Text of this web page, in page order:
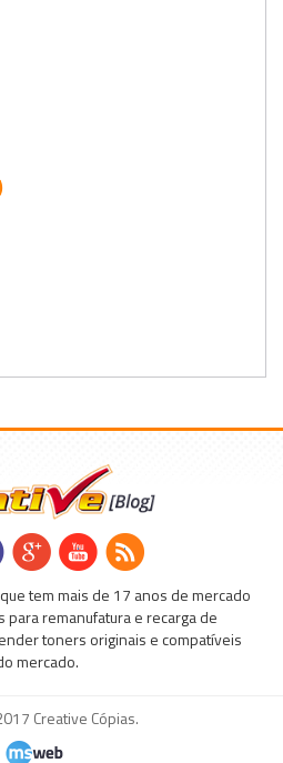
. . .
tem mais de 17 anos de mercado
remanufatura e recarga de
toners originais e compatíveis
mercado.
Creative Cópias.